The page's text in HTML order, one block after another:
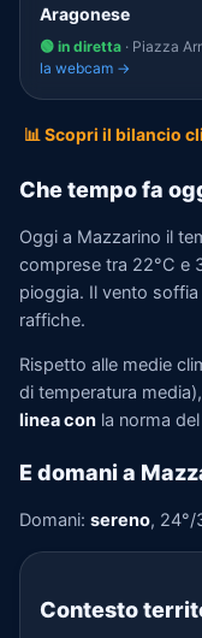
Aragonese
🟢 in diretta · Piazza
la webcam →
📊 Scopri il bilancio
Che tempo fa
Oggi a Mazzarino il
comprese tra 22°C e
pioggia. Il vento
raffiche.
Rispetto alle medie
di temperatura
linea con la norma
E domani a
Domani: sereno, 24°/
Contesto